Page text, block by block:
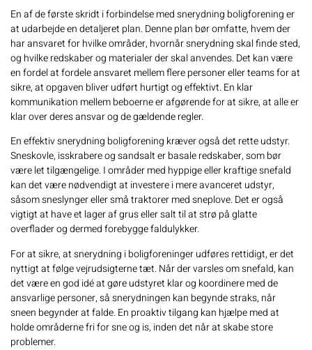
En af de første skridt i forbindelse med snerydning boligforening er
at udarbejde en detaljeret plan. Denne plan bør omfatte, hvem der
har ansvaret for hvilke områder, hvornår snerydning skal finde sted,
og hvilke redskaber og materialer der skal anvendes. Det kan være
en fordel at fordele ansvaret mellem flere personer eller teams for at
sikre, at opgaven bliver udført hurtigt og effektivt. En klar
kommunikation mellem beboerne er afgørende for at sikre, at alle er
klar over deres ansvar og de gældende regler.
En effektiv snerydning boligforening kræver også det rette udstyr.
Sneskovle, isskrabere og sandsalt er basale redskaber, som bør
være let tilgængelige. I områder med hyppige eller kraftige snefald
kan det være nødvendigt at investere i mere avanceret udstyr,
såsom sneslynger eller små traktorer med sneplove. Det er også
vigtigt at have et lager af grus eller salt til at strø på glatte
overflader og dermed forebygge faldulykker.
For at sikre, at snerydning i boligforeninger udføres rettidigt,er det
nyttigt at følge vejrudsigterne tæt. Når der varsles om snefald, kan
det være en god idé at gøre udstyret klar og koordinere med de
ansvarlige personer, så snerydningen kan begynde straks, når
sneen begynder at falde. En proaktiv tilgang kan hjælpe med at
holde områderne fri for sne og is, inden det når at skabe store
problemer.